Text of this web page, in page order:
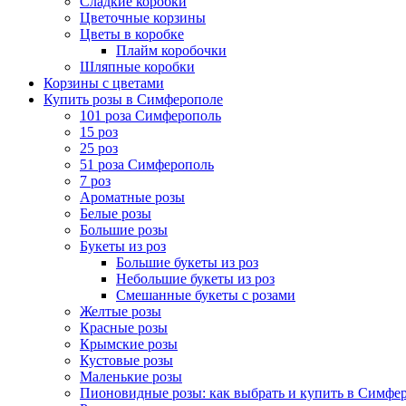
Цветочные корзины
Цветы в коробке
Плайм коробочки
Шляпные коробки
Корзины с цветами
Купить розы в Симферополе
101 роза Симферополь
15 роз
25 роз
51 роза Симферополь
7 роз
Ароматные розы
Белые розы
Большие розы
Букеты из роз
Большие букеты из роз
Небольшие букеты из роз
Смешанные букеты с розами
Желтые розы
Красные розы
Крымские розы
Кустовые розы
Маленькие розы
Пионовидные розы: как выбрать и купить в